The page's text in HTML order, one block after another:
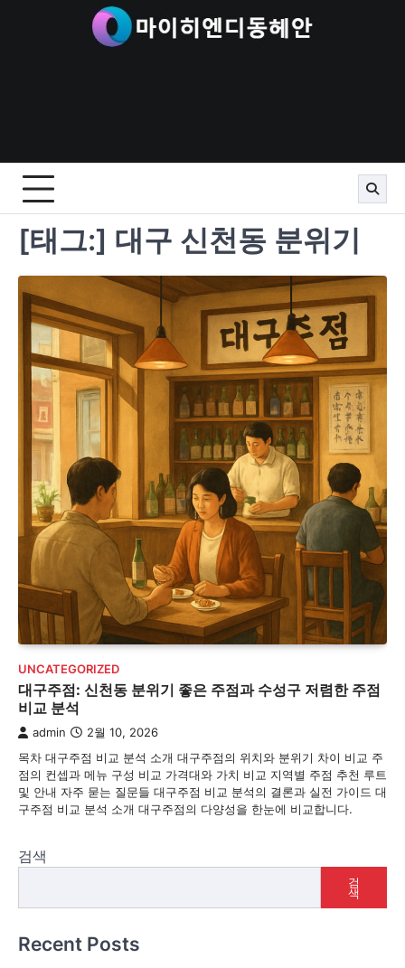
[태그:] 대구 신천동 분위기
UNCATEGORIZED
대구주점: 신천동 분위기 좋은 주점과 수성구 저렴한 주점
비교 분석
admin 2월 10, 2026
목차 대구주점 비교 분석 소개 대구주점의 위치와 분위기 차이 비교 주
점의 컨셉과 메뉴 구성 비교 가격대와 가치 비교 지역별 주점 추천 루트
및 안내 자주 묻는 질문들 대구주점 비교 분석의 결론과 실전 가이드 대
구주점 비교 분석 소개 대구주점의 다양성을 한눈에 비교합니다.
검색
검
색
Recent Posts